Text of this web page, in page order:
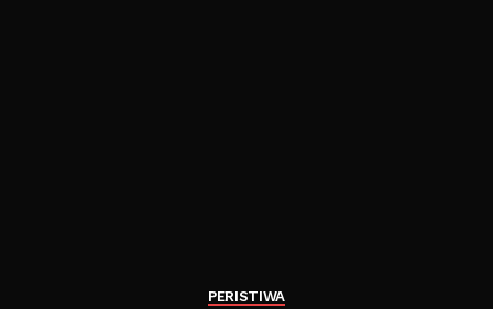
PERISTIWA